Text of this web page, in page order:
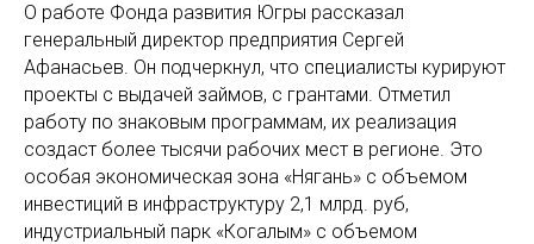
О работе Фонда развития Югры рассказал
генеральный директор предприятия Сергей
Афанасьев. Он подчеркнул, что специалисты курируют
проекты с выдачей займов, с грантами. Отметил
работу по знаковым программам, их реализация
создаст более тысячи рабочих мест в регионе. Это
особая экономическая зона «Нягань» с объемом
инвестиций в инфраструктуру 2,1 млрд. руб,
индустриальный парк «Когалым» с объемом